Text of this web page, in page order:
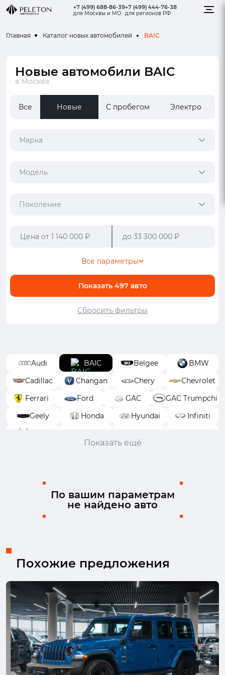
+7 (499) 688-86-39
для Москвы и МО
+7 (499) 444-76-38
для регионов РФ
Главная Каталог новых автомобилей BAIC
Новые автомобили BAIC
в Москве
Все Новые С пробегом Электро
Марка
Модель
Поколение
Показать 497 авто
Все параметры
Сбросить фильтры
Audi BAIC Belgee
BMW
Cadillac
Changan Chery
Chevrolet
Ferrari
Ford GAC
GAC Trumpchi
Geely
Honda Hyundai
Infiniti
Ram
Toyota Volkswagen
Показать ещё
По вашим параметрам
не найдено авто
Похожие предложения